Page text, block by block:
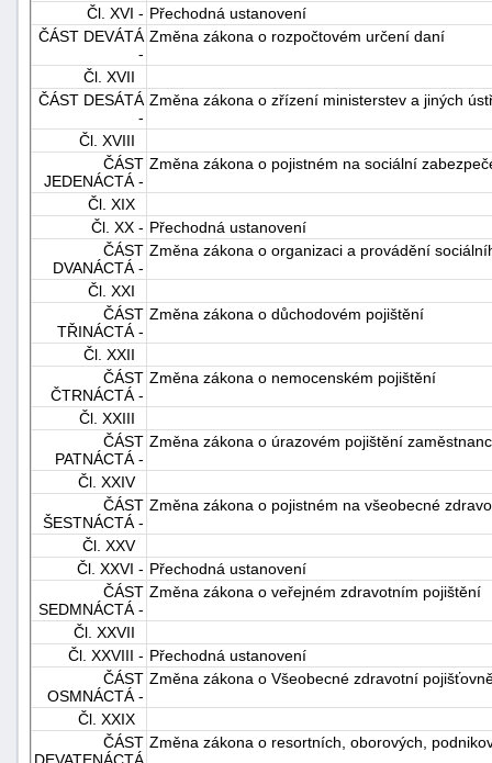
Čl. XVI - Přechodná ustanovení
ČÁST DEVÁTÁ
-
Změna zákona o rozpočtovém určení daní
Čl. XVII
ČÁST DESÁTÁ
-
Změna zákona o zřízení ministerstev a jiných
Čl. XVIII
ČÁST
JEDENÁCTÁ -
Změna zákona o pojistném na sociální
Čl. XIX
Čl. XX - Přechodná ustanovení
ČÁST
DVANÁCTÁ -
Změna zákona o organizaci a provádění
Čl. XXI
ČÁST
TŘINÁCTÁ -
Změna zákona o důchodovém pojištění
Čl. XXII
ČÁST
ČTRNÁCTÁ -
Změna zákona o nemocenském pojištění
Čl. XXIII
ČÁST
PATNÁCTÁ -
Změna zákona o úrazovém pojištění
Čl. XXIV
ČÁST
ŠESTNÁCTÁ -
Změna zákona o pojistném na všeobecné
Čl. XXV
Čl. XXVI - Přechodná ustanovení
ČÁST
SEDMNÁCTÁ -
Změna zákona o veřejném zdravotním pojištění
Čl. XXVII
Čl. XXVIII - Přechodná ustanovení
ČÁST
OSMNÁCTÁ -
Změna zákona o Všeobecné zdravotní
Čl. XXIX
ČÁST
DEVATENÁCTÁ
Změna zákona o resortních, oborových,